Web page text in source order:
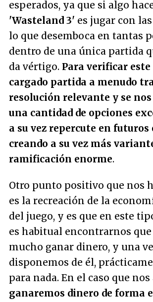
esperados, ya que si algo
'Wasteland 3' es jugar con
lo que desemboca en tantas
dentro de una única partida
da vértigo. Para verificar
cargado partida a menudo
resolución relevante y se
una cantidad de opciones
a su vez repercute en
creando a su vez más
ramificación enorme.
Otro punto positivo que nos
es la recreación de la
del juego, y es que en este
es habitual encontrarnos que
mucho ganar dinero, y una
disponemos de él,
para nada. En el caso que nos
ganaremos dinero de forma